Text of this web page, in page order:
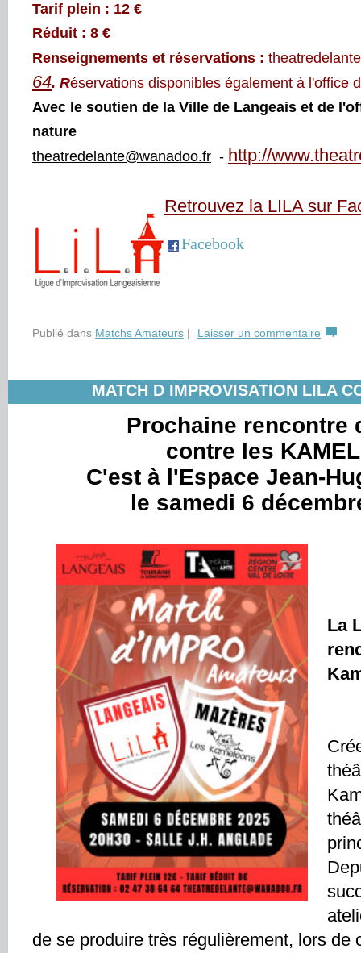
Tarif plein : 12 €
Réduit : 8 €
Renseignements et réservations :
64. Réservations disponibles également à l'office
Avec le soutien de la Ville de Langeais et de
nature
theatredelante@wanadoo.fr - http://
Retrouvez la LILA sur
Facebook
Publié dans Matchs Amateurs | Laisser un commentaire
MATCH D IMPROVISATION LILA
Prochaine rencontre
contre les
C'est à l'Espace Jean-
le samedi 6
La
de se produire très régulièrement, lors de